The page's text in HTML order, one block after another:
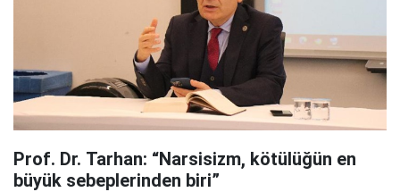
Prof. Dr. Tarhan: “Narsisizm, kötülüğün en
büyük sebeplerinden biri”